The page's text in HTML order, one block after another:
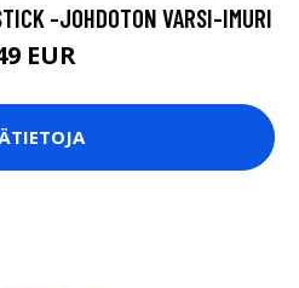
-JOHDOTON VARSI-IMURI
EUR